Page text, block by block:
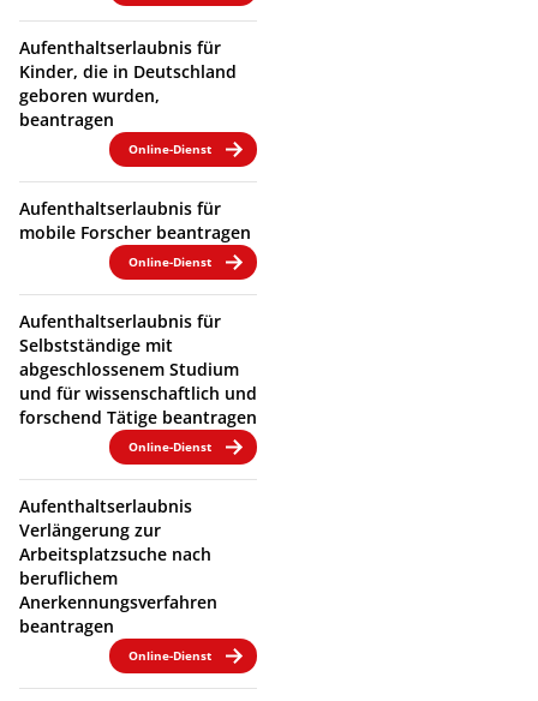
Aufenthaltserlaubnis für
Kinder, die in Deutschland
geboren wurden,
beantragen
Online-Dienst
Aufenthaltserlaubnis für
mobile Forscher beantragen
Online-Dienst
Aufenthaltserlaubnis für
Selbstständige mit
abgeschlossenem Studium
und für wissenschaftlich und
forschend Tätige beantragen
Online-Dienst
Aufenthaltserlaubnis
Verlängerung zur
Arbeitsplatzsuche nach
beruflichem
Anerkennungsverfahren
beantragen
Online-Dienst